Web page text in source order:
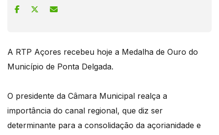
A RTP Açores recebeu hoje a Medalha de Ouro do
Município de Ponta Delgada.
O presidente da Câmara Municipal realça a
importância do canal regional, que diz ser
determinante para a consolidação da açorianidade e